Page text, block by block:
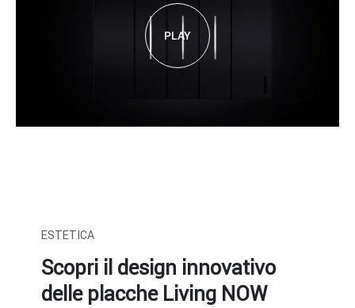
PLAY
ESTETICA
Scopri il design innovativo
delle placche Living NOW